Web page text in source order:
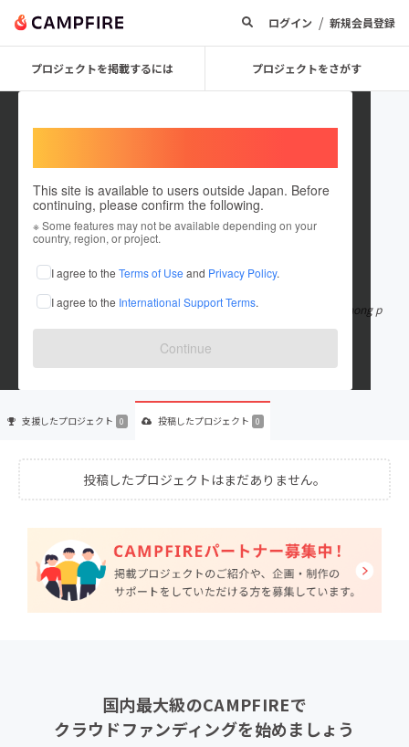
ログイン / 新規会員登録
プロジェクトを掲載するには プロジェクトをさがす
This site is available to users outside Japan. Before
continuing, please confirm the following.
※ Some features may not be available depending on your
country, region, or project.
I agree to the Terms of Use and Privacy Policy.
I agree to the International Support Terms.
Continue
s88vip1com
在住国：日本
出身国：日本
s88 là thương hiệu cá cược trực tuyến nổi bật với kho trò chơi phong p
hú từ thể thao, casi もっと見る
支援したプロジェクト 0 投稿したプロジェクト 0
投稿したプロジェクトはまだありません。
国内最大級のCAMPFIREで
クラウドファンディングを始めましょう